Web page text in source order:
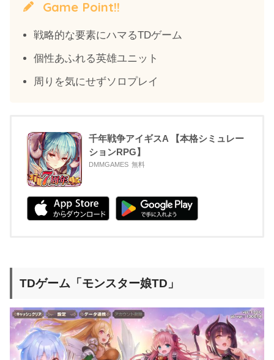
Game Point!!
戦略的な要素にハマるTDゲーム
個性あふれる英雄ユニット
周りを気にせずソロプレイ
千年戦争アイギスA 【本格シミュレー
ションRPG】
DMMGAMES 無料
TDゲーム「モンスター娘TD」